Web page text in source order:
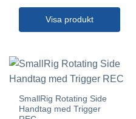
Visa produkt
SmallRig Rotating Side
Handtag med Trigger